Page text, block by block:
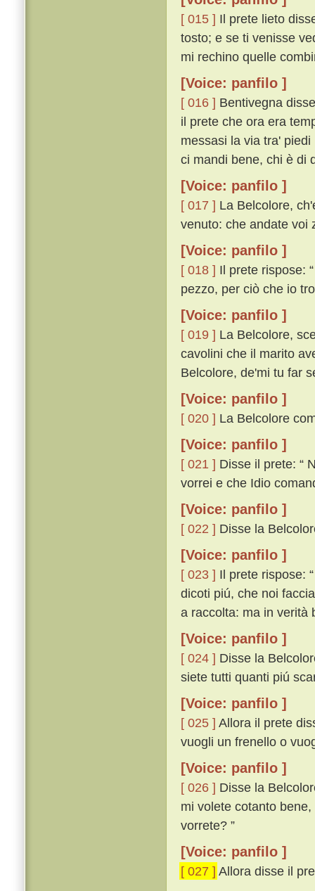
[ 015 ] Il prete lieto
tosto; e se ti venisse
mi rechino quelle
[Voice: panfilo ]
[ 016 ] Bentivegna
il prete che ora era
messasi la via tra'
ci mandi bene, chi è di
[Voice: panfilo ]
[ 017 ] La Belcolore,
venuto: che andate voi
[Voice: panfilo ]
[ 018 ] Il prete rispose:
pezzo, per ciò che io
[Voice: panfilo ]
[ 019 ] La Belcolore,
cavolini che il marito
Belcolore, de'mi tu far
[Voice: panfilo ]
[ 020 ] La Belcolore
[Voice: panfilo ]
[ 021 ] Disse il prete: “
vorrei e che Idio
[Voice: panfilo ]
[ 022 ] Disse la
[Voice: panfilo ]
[ 023 ] Il prete rispose:
dicoti piú, che noi
a raccolta: ma in verità
[Voice: panfilo ]
[ 024 ] Disse la
siete tutti quanti piú
[Voice: panfilo ]
[ 025 ] Allora il prete
vuogli un frenello o
[Voice: panfilo ]
[ 026 ] Disse la
mi volete cotanto
vorrete? ”
[Voice: panfilo ]
[ 027 ] Allora disse il